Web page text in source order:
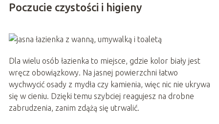
Poczucie czystości i higieny
Dla wielu osób łazienka to miejsce, gdzie kolor biały jest
wręcz obowiązkowy. Na jasnej powierzchni łatwo
wychwycić osady z mydła czy kamienia, więc nic nie ukrywa
się w cieniu. Dzięki temu szybciej reagujesz na drobne
zabrudzenia, zanim zdążą się utrwalić.